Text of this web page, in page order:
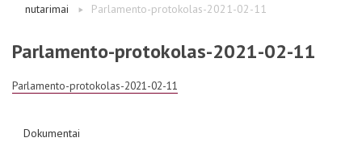
D.U.K
nutarimai
Parlamento-protokolas-2021-02-11
Parlamento-protokolas-2021-02-11
Parlamento-protokolas-2021-02-11
Dokumentai